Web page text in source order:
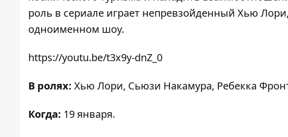
роль в сериале играет непревзойденный Хью
одноименном шоу.
https://youtu.be/t3x9y-dnZ_0
В ролях: Хью Лори, Сьюзи Накамура, Ребекка
Когда: 19 января.